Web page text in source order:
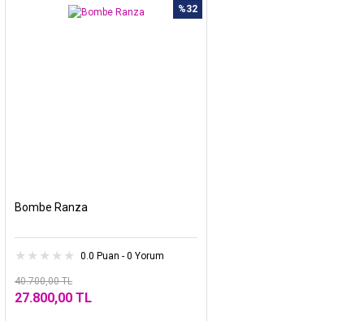
%32
Bombe Ranza
0.0 Puan - 0 Yorum
40.700,00 TL
27.800,00 TL